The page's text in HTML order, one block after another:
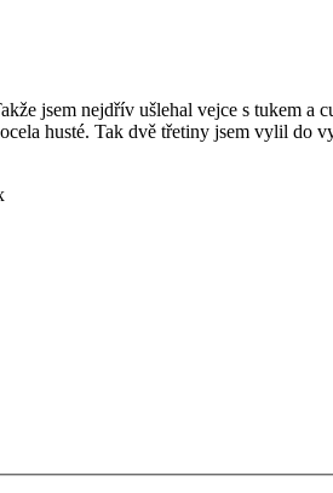
jsem nejdřív ušlehal vejce s tukem a
husté. Tak dvě třetiny jsem vylil do